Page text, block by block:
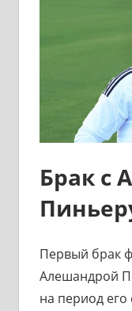
Брак с
Первый брак
Алешандрой
на период